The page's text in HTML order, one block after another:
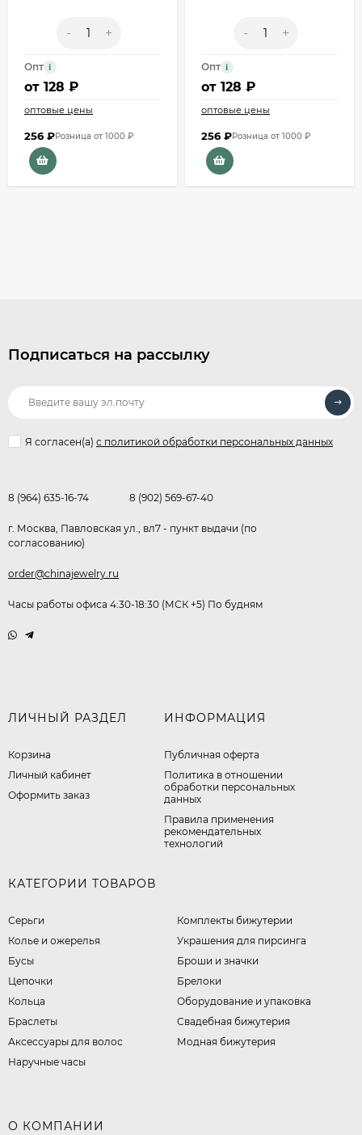
- +
Опт i
от 128 ₽
оптовые цены
256 ₽Розница от 1000 ₽
- +
Опт i
от 128 ₽
оптовые цены
256 ₽Розница от 1000 ₽
Подписаться на рассылку
Я согласен(a) с политикой обработки персональных данных
8 (964) 635-16-74 8 (902) 569-67-40
г. Москва, Павловская ул., вл7 - пункт выдачи (по
согласованию)
order@chinajewelry.ru
Часы работы офиса 4:30-18:30 (МСК +5) По будням
ЛИЧНЫЙ РАЗДЕЛ
Корзина
Личный кабинет
Оформить заказ
ИНФОРМАЦИЯ
Публичная оферта
​Политика в отношении
обработки персональных
данных
Правила применения
рекомендательных
технологий
КАТЕГОРИИ ТОВАРОВ
Серьги
Колье и ожерелья
Бусы
Цепочки
Кольца
Браслеты
Аксессуары для волос
Наручные часы
Комплекты бижутерии
Украшения для пирсинга
Броши и значки
Брелоки
Оборудование и упаковка
Свадебная бижутерия
Модная бижутерия
О КОМПАНИИ